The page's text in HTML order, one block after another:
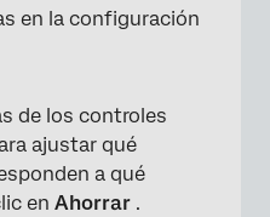
en la configuración
de los controles
ajustar qué
a qué
en Ahorrar .